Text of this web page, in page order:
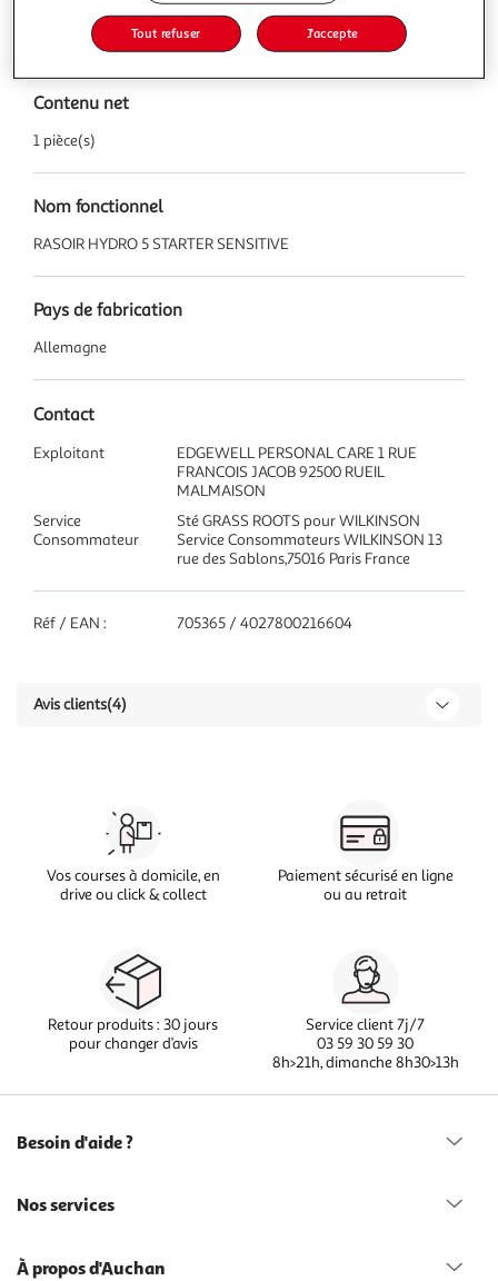
Caractéristiques
Contenu net
1 pièce(s)
Nom fonctionnel
RASOIR HYDRO 5 STARTER SENSITIVE
Pays de fabrication
Allemagne
Contact
Exploitant
EDGEWELL PERSONAL CARE 1 RUE
FRANCOIS JACOB 92500 RUEIL
MALMAISON
Service
Consommateur
Sté GRASS ROOTS pour WILKINSON
Service Consommateurs WILKINSON 13
rue des Sablons,75016 Paris France
Réf / EAN : 705365 / 4027800216604
Avis clients(4)
Vos courses à domicile, en
drive ou click & collect
Paiement sécurisé en ligne
ou au retrait
Retour produits : 30 jours
pour changer d’avis
Service client 7j/7
03 59 30 59 30
8h>21h, dimanche 8h30>13h
Besoin d'aide ?
Nos services
À propos d'Auchan
Tout refuser J'accepte